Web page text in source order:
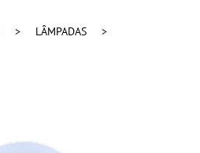
LÂMPADAS